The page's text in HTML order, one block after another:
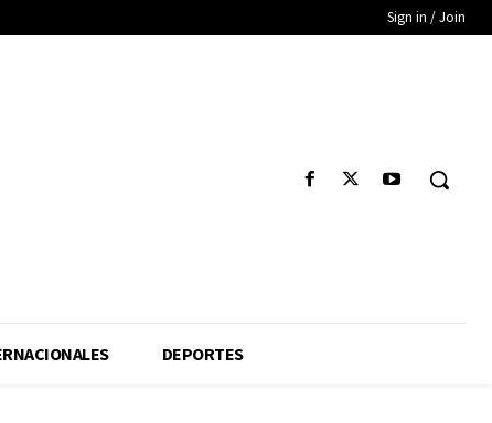
Sign in / Join
DEPORTES